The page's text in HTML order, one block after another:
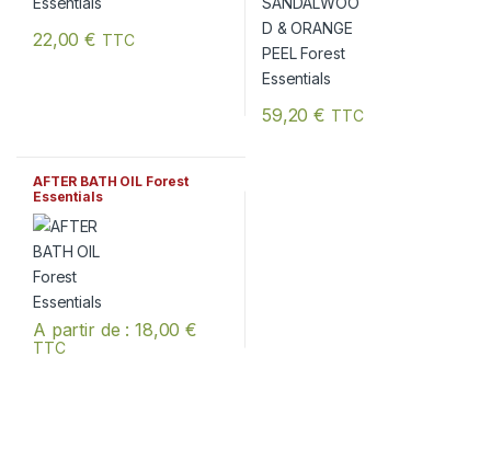
22,00€ TTC
Ce produit a plusieurs variations. Les options peuvent être
59,20€ TTC
AFTER BATH OIL Forest
Essentials
A partir de :18,00€
TTC
Ce produit a plusieurs variations. Les options peuvent être